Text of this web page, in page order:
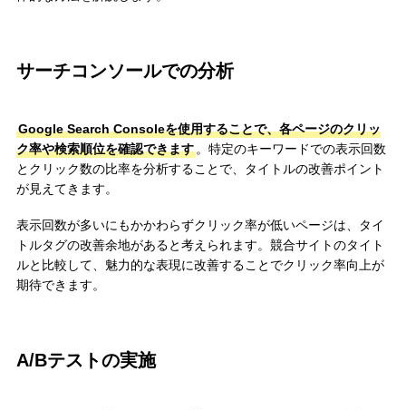
サーチコンソールでの分析
Google Search Consoleを使用することで、各ページのクリッ
ク率や検索順位を確認できます。特定のキーワードでの表示回数
とクリック数の比率を分析することで、タイトルの改善ポイント
が見えてきます。
表示回数が多いにもかかわらずクリック率が低いページは、タイ
トルタグの改善余地があると考えられます。競合サイトのタイト
ルと比較して、魅力的な表現に改善することでクリック率向上が
期待できます。
A/Bテストの実施